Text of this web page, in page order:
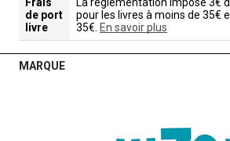
de port
livre
pour les livres à moins de 35€
35€. En savoir plus
MARQUE